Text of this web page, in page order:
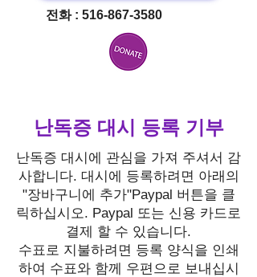
전화 : 516-867-3580
난독증 대시 등록 기부
난독증 대시에 관심을 가져 주셔서 감
사합니다. 대시에 등록하려면 아래의
"장바구니에 추가"Paypal 버튼을 클
릭하십시오. Paypal 또는 신용 카드로
결제 할 수 있습니다.
수표로 지불하려면 등록 양식을 인쇄
하여 수표와 함께 우편으로 보내십시